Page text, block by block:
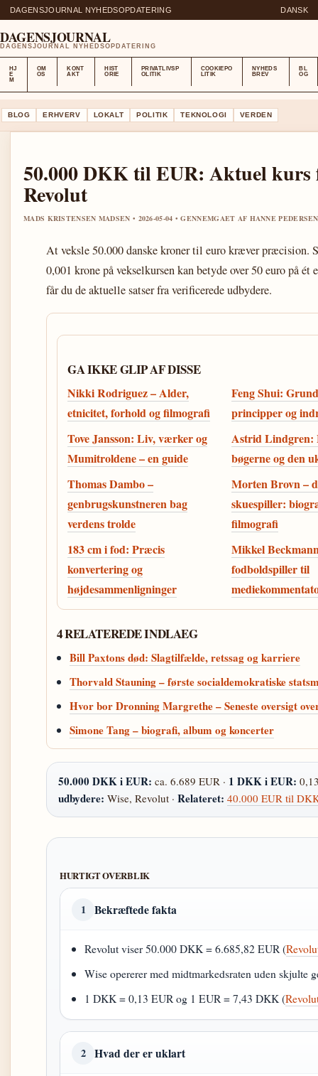
DAGENSJOURNAL NYHEDSOPDATERING DANSK
DAGENSJOURNAL
DAGENSJOURNAL NYHEDSOPDATERING
HJ
E
M
OM
OS
KONT
AKT
HIST
ORIE
PRIVATLIVSP
OLITIK
COOKIEPO
LITIK
NYHEDS
BREV
BL
OG
BLOG ERHVERV LOKALT POLITIK TEKNOLOGI VERDEN
50.000 DKK til EUR: Aktuel kurs
Revolut
MADS KRISTENSEN MADSEN • 2026-05-04 • GENNEMGAET AF HANNE PEDERSEN
At veksle 50.000 danske kroner til euro kræver præcision.
0,001 krone på vekselkursen kan betyde over 50 euro på ét
får du de aktuelle satser fra verificerede udbydere.
GA IKKE GLIP AF DISSE
Nikki Rodriguez – Alder,
etnicitet, forhold og filmografi
Feng Shui:
principper og
Tove Jansson: Liv, værker og
Mumitroldene – en guide
Astrid Lindgren:
bøgerne og den
Thomas Dambo –
genbrugskunstneren bag
verdens trolde
Morten Brovn –
skuespiller:
filmografi
183 cm i fod: Præcis
konvertering og
højdesammenligninger
Mikkel
fodboldspiller til
4 RELATEREDE INDLAEG
Bill Paxtons død: Slagtilfælde, retssag og karriere
Thorvald Stauning – første socialdemokratiske
Hvor bor Dronning Margrethe – Seneste oversigt
Simone Tang – biografi, album og koncerter
50.000 DKK i EUR: ca. 6.689 EUR · 1 DKK i EUR:
udbydere: Wise, Revolut · Relateret: 40.000 EUR til
HURTIGT OVERBLIK
1 Bekræftede fakta
Revolut viser 50.000 DKK = 6.685,82 EUR (
Wise opererer med midtmarkedsraten uden skjulte
1 DKK = 0,13 EUR og 1 EUR = 7,43 DKK (
2 Hvad der er uklart